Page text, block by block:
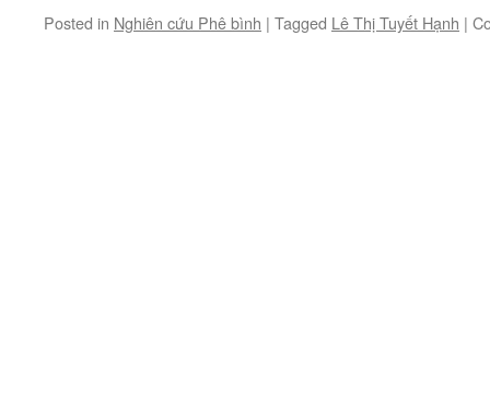
Posted in Nghiên cứu Phê bình | Tagged Lê Thị Tuyết Hạnh |